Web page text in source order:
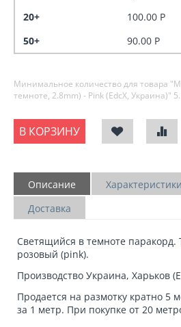
20+
100.00 Р
50+
90.00 Р
Минимальное количество для товара
темноте, 2.8mm) - Pink (EdcX, Украина)" 5.
В КОРЗИНУ
Описание Характеристики
Доставка
Светящийся в темноте
розовый (pink).
Производство Украина, Харьков
Продается на размотку кратно 5
за 1 метр. При покупке от 20